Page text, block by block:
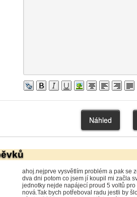
ahoj.nejprve vysvětlím problém a pak se
dva dni potom co jsem jí koupil mi začla
jednotky nejde napájecí proud 5 voltů
nová.Tak bych potřeboval radu jestli by